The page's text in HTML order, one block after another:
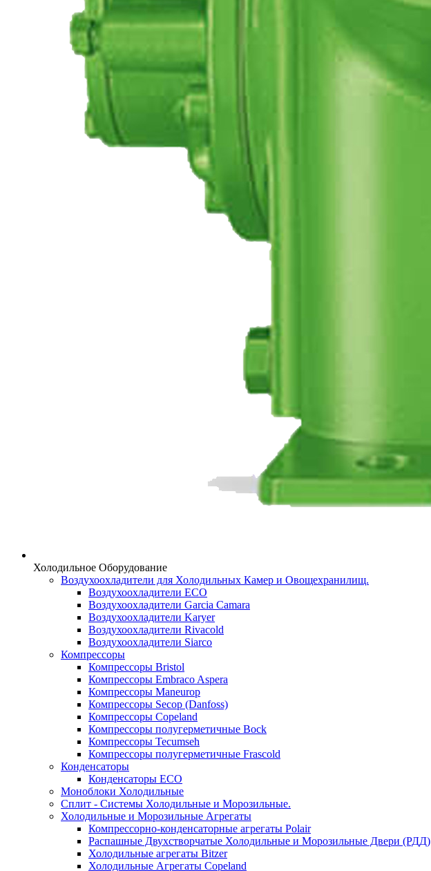
Холодильное Оборудование
Воздухоохладители для Холодильных Камер и Овощехранилищ.
Воздухоохладители ECO
Воздухоохладители Garcia Camara
Воздухоохладители Karyer
Воздухоохладители Rivacold
Воздухоохладители Siarco
Компрессоры
Компрессоры Bristol
Компрессоры Embraco Aspera
Компрессоры Maneurop
Компрессоры Secop (Danfoss)
Компрессоры Copeland
Компрессоры полугерметичные Bock
Компрессоры Tecumseh
Компрессоры полугерметичные Frascold
Конденсаторы
Конденсаторы ECO
Моноблоки Холодильные
Сплит - Системы Холодильные и Морозильные.
Холодильные и Морозильные Агрегаты
Компрессорно-конденсаторные агрегаты Polair
Распашные Двухстворчатые Холодильные и Морозильные Двери (РДД)
Холодильные агрегаты Bitzer
Холодильные Агрегаты Copeland